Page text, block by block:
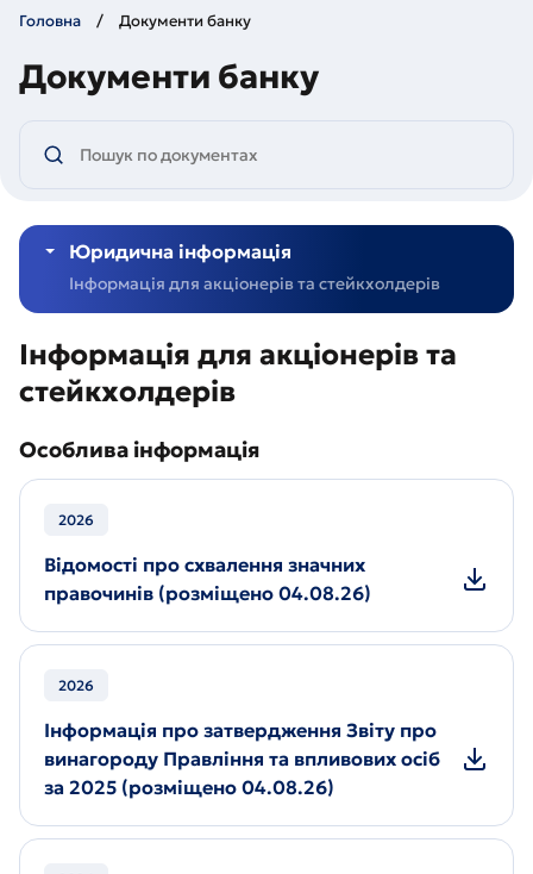
Головна Документи банку
Документи банку
Юридична інформація
Інформація для акціонерів та стейкхолдерів
Інформація для акціонерів та
стейкхолдерів
Особлива інформація
2026
Відомості про схвалення значних
правочинів (розміщено 04.08.26)
2026
Інформація про затвердження Звіту про
винагороду Правління та впливових осіб
за 2025 (розміщено 04.08.26)